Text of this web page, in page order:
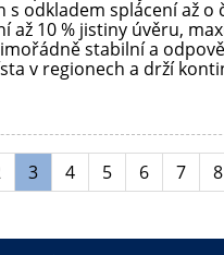
s odkladem splácení až
10 % jistiny úvěru,
stabilní a
v regionech a drží
Stránka
3 Stránka
4 Stránka
5 Stránka
6 7 8